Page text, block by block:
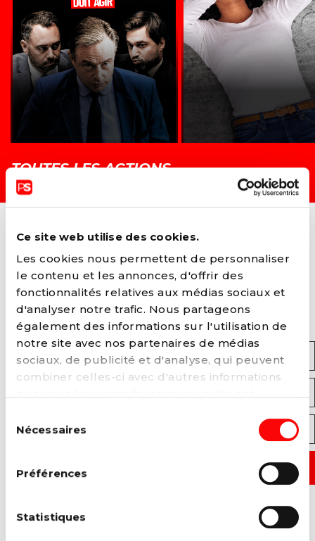
Ce site web utilise des cookies.
Les cookies nous permettent de personnaliser
le contenu et les annonces, d'offrir des
fonctionnalités relatives aux médias sociaux et
d'analyser notre trafic. Nous partageons
également des informations sur l'utilisation de
notre site avec nos partenaires de médias
sociaux, de publicité et d'analyse, qui peuvent
combiner celles-ci avec d'autres informations
services. Vous pouvez à tout moment modifier
politique
duNécessaires
Préférences
Statistiques
TOUTES LES ACTIONS →
INSCRIVEZ-VOUS À NOTRE
NEWSLETTER
Prénom
Code Postal
dans le cadre de l'inscription soumise (obligatoire)